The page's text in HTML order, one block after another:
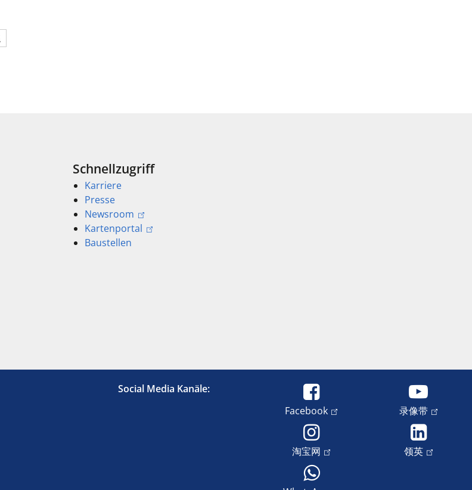
Schnellzugriff
Karriere
Presse
Newsroom
Kartenportal
Baustellen
Social Media Kanäle:
Facebook
录像带
淘宝网 领英